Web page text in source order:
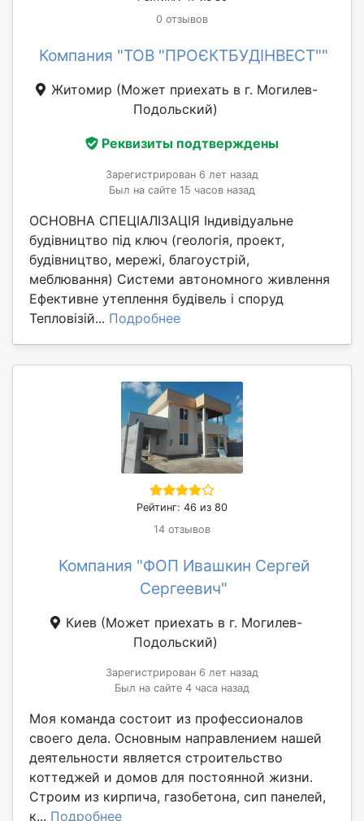
0 отзывов
Компания "ТОВ "ПРОЄКТБУДІНВЕСТ""
Житомир (Может приехать в г. Могилев-
Подольский)
Реквизиты подтверждены
Зарегистрирован 6 лет назад
Был на сайте 15 часов назад
ОСНОВНА СПЕЦІАЛІЗАЦІЯ Індивідуальне
будівництво під ключ (геологія, проект,
будівництво, мережі, благоустрій,
меблювання) Системи автономного живлення
Ефективне утеплення будівель і споруд
Тепловізій... Подробнее
Рейтинг: 46 из 80
14 отзывов
Компания "ФОП Ивашкин Сергей
Сергеевич"
Киев (Может приехать в г. Могилев-
Подольский)
Зарегистрирован 6 лет назад
Был на сайте 4 часа назад
Моя команда состоит из профессионалов
своего дела. Основным направлением нашей
деятельности является строительство
коттеджей и домов для постоянной жизни.
Строим из кирпича, газобетона, сип панелей,
к... Подробнее